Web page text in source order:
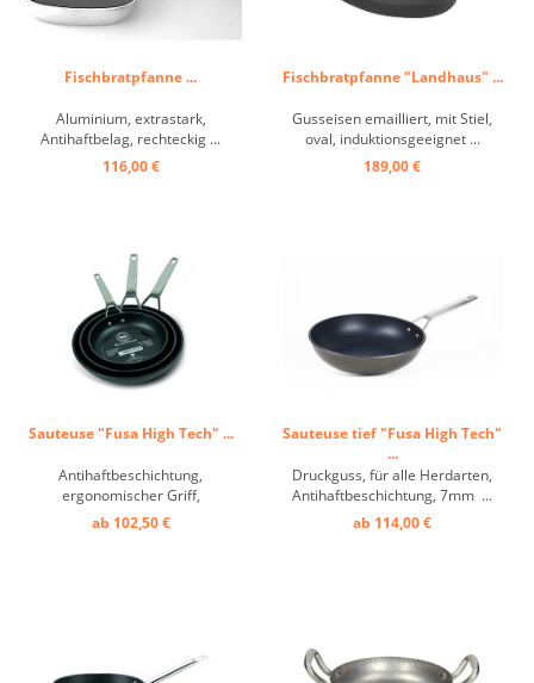
Fischbratpfanne ...
Aluminium, extrastark,
Antihaftbelag, rechteckig ...
116,00 €
Fischbratpfanne "Landhaus" ...
Gusseisen emailliert, mit Stiel,
oval, induktionsgeeignet ...
189,00 €
Sauteuse "Fusa High Tech" ...
Antihaftbeschichtung,
ergonomischer Griff,
induktionsgeeignet ...
ab 102,50 €
Sauteuse tief "Fusa High Tech"
...
Druckguss, für alle Herdarten,
Antihaftbeschichtung, 7mm ...
ab 114,00 €